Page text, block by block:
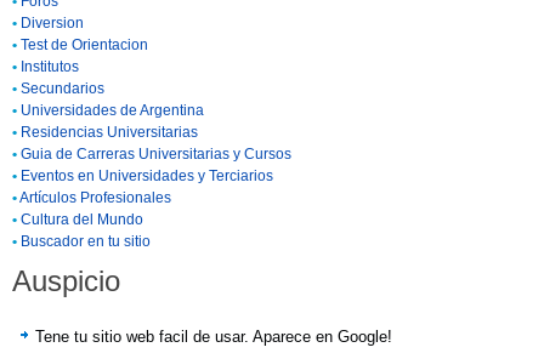
• Diversion
• Test de Orientacion
• Institutos
• Secundarios
• Universidades de Argentina
• Residencias Universitarias
• Guia de Carreras Universitarias y Cursos
• Eventos en Universidades y Terciarios
•Artículos Profesionales
• Cultura del Mundo
• Buscador en tu sitio
Auspicio
Tene tu sitio web facil de usar. Aparece en Google!